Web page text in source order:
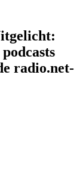
radio.net-